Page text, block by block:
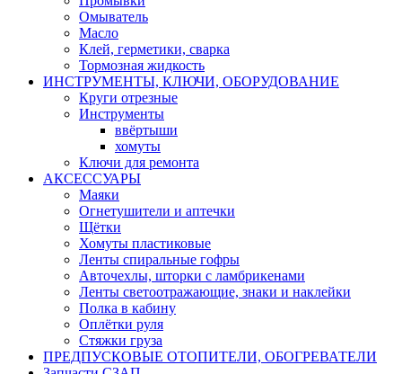
Омыватель
Масло
Клей, герметики, сварка
Тормозная жидкость
ИНСТРУМЕНТЫ, КЛЮЧИ, ОБОРУДОВАНИЕ
Круги отрезные
Инструменты
ввёртыши
хомуты
Ключи для ремонта
АКСЕССУАРЫ
Маяки
Огнетушители и аптечки
Щётки
Хомуты пластиковые
Ленты спиральные гофры
Авточехлы, шторки с ламбрикенами
Ленты светоотражающие, знаки и наклейки
Полка в кабину
Оплётки руля
Cтяжки груза
ПРЕДПУСКОВЫЕ ОТОПИТЕЛИ, ОБОГРЕВАТЕЛИ